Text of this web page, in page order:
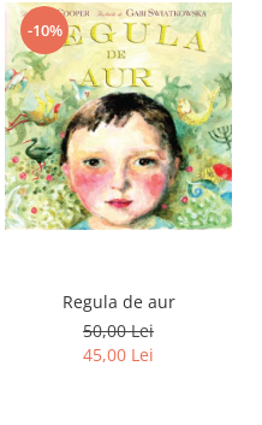
-10%
Regula de aur
50,00 Lei
45,00 Lei